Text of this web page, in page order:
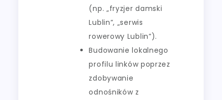
(np. „fryzjer damski
Lublin”, „serwis
rowerowy Lublin”).
Budowanie lokalnego
profilu linków poprzez
zdobywanie
odnośników z